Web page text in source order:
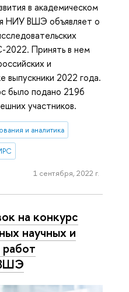
в академическом
НИУ ВШЭ объявляет о
Принять в нем
и
выпускники 2022 года.
было подано 2196
участников.
и аналитика
1 сентября, 2022 г.
на конкурс
научных и